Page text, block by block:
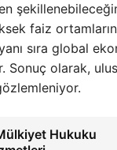
faiz
sıra global
Sonuç olarak,
Hukuku